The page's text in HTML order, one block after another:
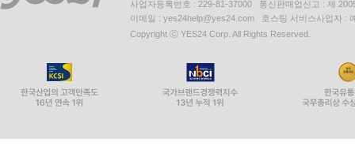
사업자등록번호 : 229-81-37000 통신판매업신고 : 제
이메일 : yes24help@yes24.com 호스팅 서비스사업자 :
Copyright ⓒ YES24 Corp. All Rights Reserved.